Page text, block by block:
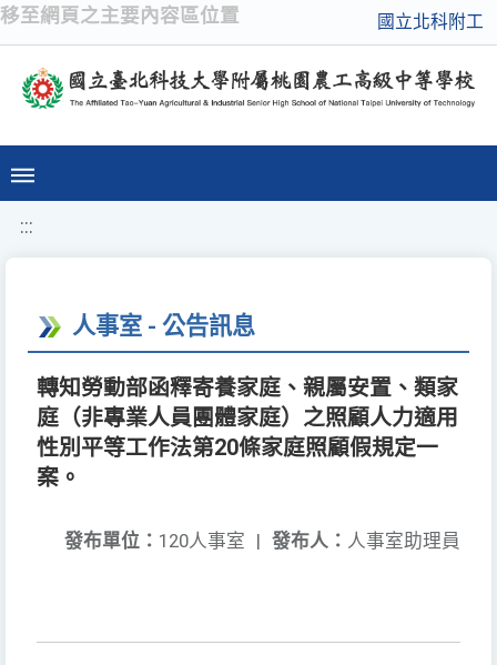
移至網頁之主要內容區位置 國立北科附工
:::
人事室 - 公告訊息
轉知勞動部函釋寄養家庭、親屬安置、類家
庭（非專業人員團體家庭）之照顧人力適用
性別平等工作法第20條家庭照顧假規定一
案。
發布人： 人事室助理員
發布單位： 120人事室 |